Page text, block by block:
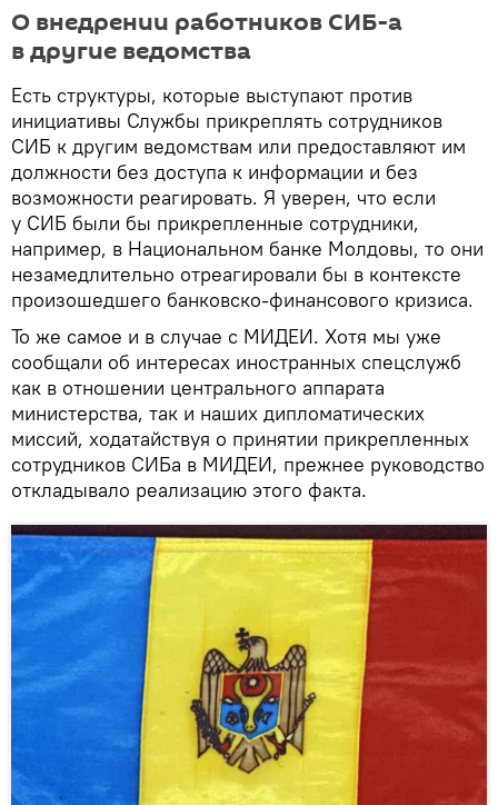
О внедрении работников СИБ-а
в другие ведомства
Есть структуры, которые выступают против
инициативы Службы прикреплять сотрудников
СИБ к другим ведомствам или предоставляют им
должности без доступа к информации и без
возможности реагировать. Я уверен, что если
у СИБ были бы прикрепленные сотрудники,
например, в Национальном банке Молдовы, то они
незамедлительно отреагировали бы в контексте
произошедшего банковско-финансового кризиса.
То же самое и в случае с МИДЕИ. Хотя мы уже
сообщали об интересах иностранных спецслужб
как в отношении центрального аппарата
министерства, так и наших дипломатических
миссий, ходатайствуя о принятии прикрепленных
сотрудников СИБа в МИДЕИ, прежнее руководство
откладывало реализацию этого факта.